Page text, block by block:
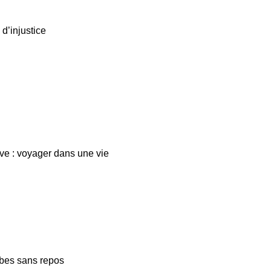
: voyager dans une vie
sans repos